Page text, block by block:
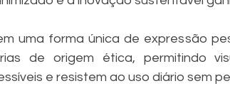
uma forma única de expressão
de origem ética, permitindo
e resistem ao uso diário sem